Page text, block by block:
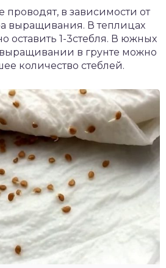
в зависимости от
выращивания. В теплицах
оставить 1-3стебля. В южных
в грунте можно
количество стеблей.